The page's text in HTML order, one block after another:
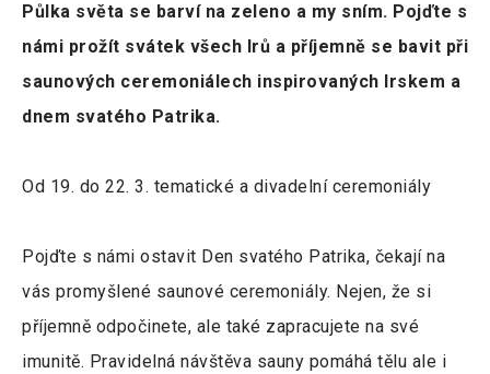
Půlka světa se barví na zeleno a my sním. Pojďte s
námi prožít svátek všech Irů a příjemně se bavit při
saunových ceremoniálech inspirovaných Irskem a
dnem svatého Patrika.
Od 19. do 22. 3. tematické a divadelní ceremoniály
Pojďte s námi ostavit Den svatého Patrika, čekají na
vás promyšlené saunové ceremoniály. Nejen, že si
příjemně odpočinete, ale také zapracujete na své
imunitě. Pravidelná návštěva sauny pomáhá tělu ale i